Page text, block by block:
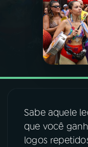
PROGRAMAS
06VIDEOCASTS
Sabe aquele
que você
logos